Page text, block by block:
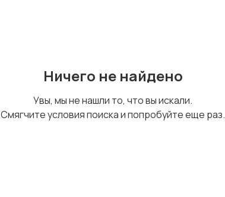
Ничего не найдено
Увы, мы не нашли то, что вы искали.
Смягчите условия поиска и попробуйте еще раз.